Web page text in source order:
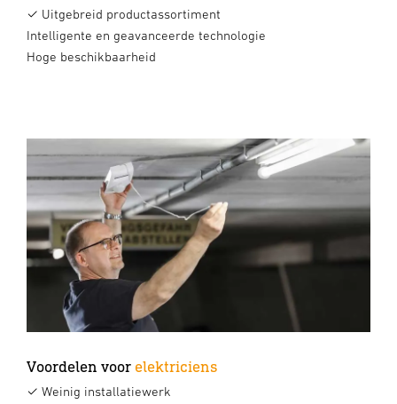
✓ Uitgebreid productassortiment
Intelligente en geavanceerde technologie
Hoge beschikbaarheid
Voordelen voor elektriciens
✓ Weinig installatiewerk